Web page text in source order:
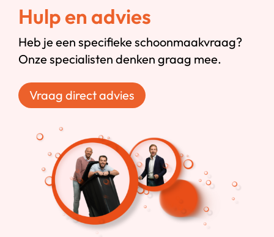
Hulp en advies
Heb je een specifieke schoonmaakvraag?
Onze specialisten denken graag mee.
Vraag direct advies